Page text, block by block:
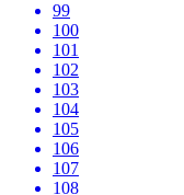
99
100
101
102
103
104
105
106
107
108